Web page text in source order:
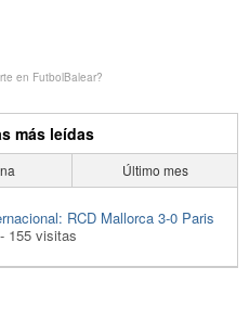
en FutbolBalear?
más leídas
Último mes
RCD Mallorca 3-0 Paris
- 155 visitas